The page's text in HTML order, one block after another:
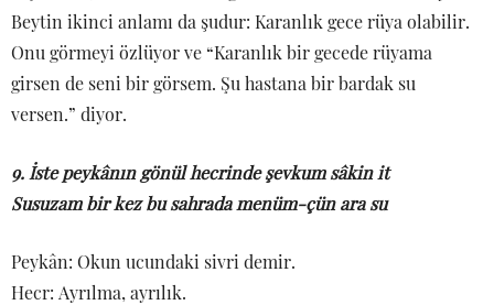
Beytin ikinci anlamı da şudur: Karanlık gece rüya olabilir.
Onu görmeyi özlüyor ve “Karanlık bir gecede rüyama
girsen de seni bir görsem. Şu hastana bir bardak su
versen.” diyor.
9. İste peykânın gönül hecrinde şevkum sâkin it
Susuzam bir kez bu sahrada menüm-çün ara su
Peykân: Okun ucundaki sivri demir.
Hecr: Ayrılma, ayrılık.